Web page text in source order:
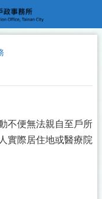
不便無法親自至戶所
實際居住地或醫療院